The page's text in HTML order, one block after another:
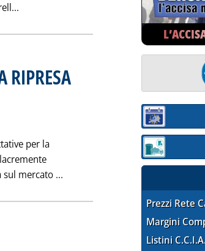
Leggi tutta la notizia: 'NOMINE ALLA
RIPRESA
per la
mercato ... Leggi tutta la notizia: 'FERIE DI
Sezione:
Sezione:
Prezzi Rete
Margini
Listini